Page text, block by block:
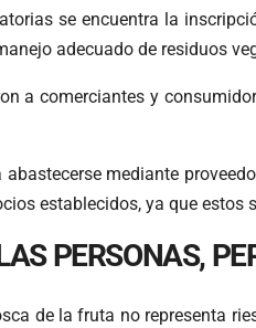
se encuentra la
adecuado de residuos
a comerciantes y
mediante
establecidos, ya que
PERSONAS,
de la fruta no representa